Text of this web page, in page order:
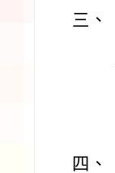
三、
四、